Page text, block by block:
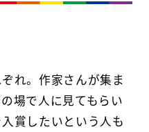
れ。作家さんが集ま
場で人に見てもらい
賞したいという人も